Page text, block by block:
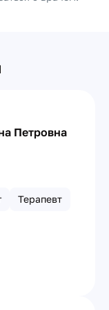
Петровна
Терапевт